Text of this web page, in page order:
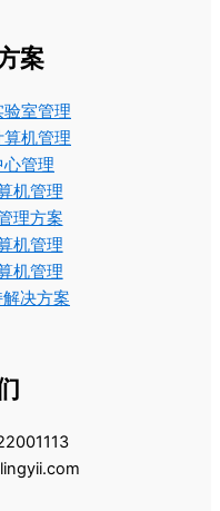
案
室管理
机管理
管理
机管理
理方案
机管理
机管理
决方案